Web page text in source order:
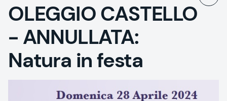
OLEGGIO CASTELLO
- ANNULLATA:
Natura in festa